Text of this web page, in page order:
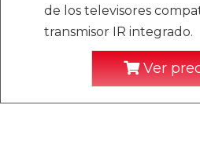
de los televisores
transmisor IR integrado.
Ver